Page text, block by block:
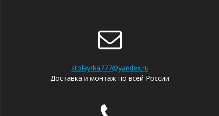
stolayrka777@yandex.ru
Доставка и монтаж по всей России